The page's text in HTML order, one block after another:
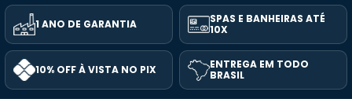
1 ANO DE GARANTIA
SPAS E BANHEIRAS ATÉ
10X
10% OFF À VISTA NO PIX
ENTREGA EM TODO
BRASIL